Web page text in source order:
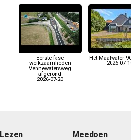
Eerste fase
werkzaamheden
Vennewatersweg
afgerond
2026-07-20
Het Maalwater
2026-07-
Lezen
Meedoen